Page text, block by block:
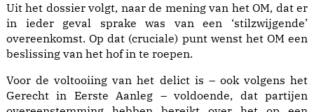
Uit het dossier volgt, naar de mening van het OM, dat er
in ieder geval sprake was van een ‘stilzwijgende’
overeenkomst. Op dat (cruciale) punt wenst het OM een
beslissing van het hof in te roepen.
Voor de voltooiing van het delict is – ook volgens het
Gerecht in Eerste Aanleg – voldoende, dat partijen